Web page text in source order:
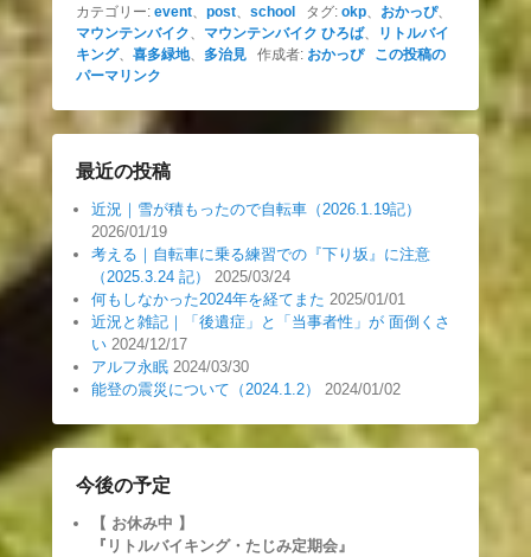
カテゴリー: event post school タグ: okp おかっぴ、
マウンテンバイク
マウンテンバイク ひろば、
リトルバイ
キング、 喜多緑地、 多治見 作成者: おかっぴ
この投稿の
パーマリンク
最近の投稿
近況｜雪が積もったので自転車（2026.1.19記）
2026/01/19
考える｜自転車に乗る練習での『下り坂』に注意
（2025.3.24 記）
2025/03/24
何もしなかった2024年を経てまた 2025/01/01
近況と雑記｜「後遺症」と「当事者性」が 面倒くさ
い 2024/12/17
アルフ永眠 2024/03/30
能登の震災について（2024.1.2）
2024/01/02
今後の予定
【 お休み中 】
『リトルバイキング・たじみ定期会』